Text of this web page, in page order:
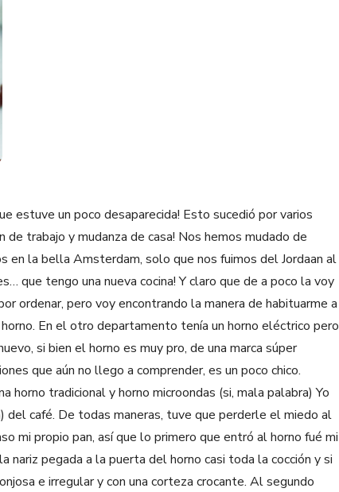
estuve un poco desaparecida! Esto sucedió por varios
trabajo y mudanza de casa! Nos hemos mudado de
en la bella Amsterdam, solo que nos fuimos del Jordaan al
que tengo una nueva cocina! Y claro que de a poco la voy
ordenar, pero voy encontrando la manera de habituarme a
En el otro departamento tenía un horno eléctrico pero
si bien el horno es muy pro, de una marca súper
que aún no llego a comprender, es un poco chico.
horno tradicional y horno microondas (si, mala palabra) Yo
del café. De todas maneras, tuve que perderle el miedo al
mi propio pan, así que lo primero que entró al horno fué mi
nariz pegada a la puerta del horno casi toda la cocción y si
e irregular y con una corteza crocante. Al segundo